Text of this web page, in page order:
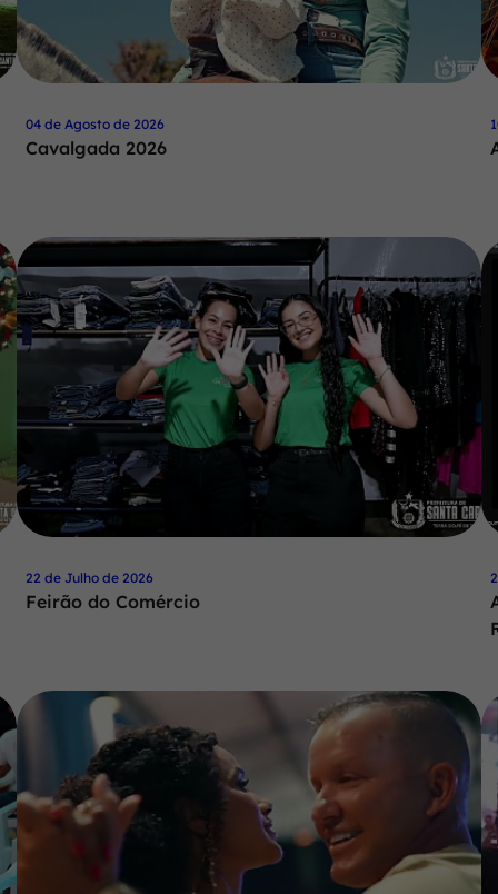
04 de Agosto de 2026
Cavalgada 2026
22 de Julho de 2026
Feirão do Comércio